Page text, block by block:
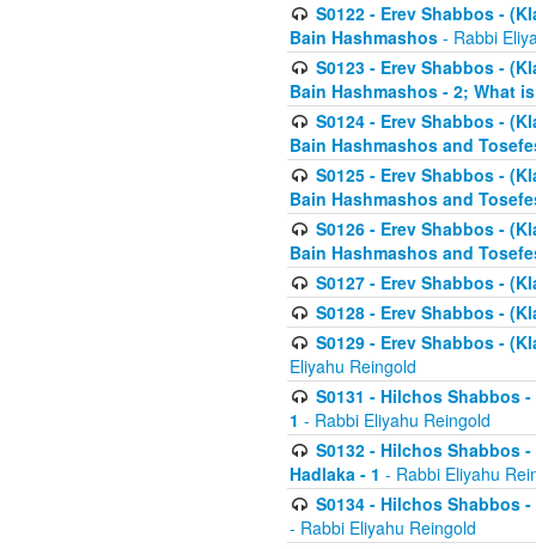
S0122 - Erev Shabbos -
Bain Hashmashos - Rabbi
S0123 - Erev Shabbos -
Bain Hashmashos - 2; What
S0124 - Erev Shabbos -
Bain Hashmashos and
S0125 - Erev Shabbos -
Bain Hashmashos and
S0126 - Erev Shabbos -
Bain Hashmashos and
S0127 - Erev Shabbos -
S0128 - Erev Shabbos -
S0129 - Erev Shabbos -
Eliyahu Reingold
S0131 - Hilchos Shabbos
1 - Rabbi Eliyahu Reingold
S0132 - Hilchos Shabbos
Hadlaka - 1 - Rabbi Eliyahu
S0134 - Hilchos Shabbos
- Rabbi Eliyahu Reingold